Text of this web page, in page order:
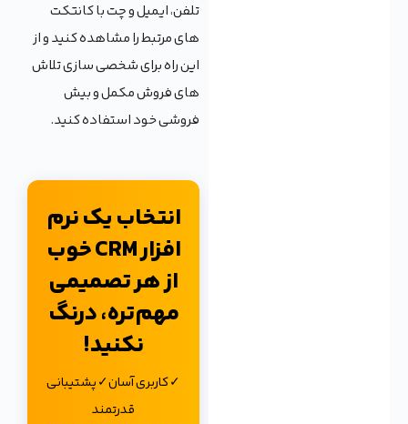
تلفن، ایمیل و چت با کانتکت
های مرتبط را مشاهده کنید و از
این راه برای شخصی سازی تلاش
های فروش مکمل و بیش
فروشی خود استفاده کنید.
انتخاب یک نرم
افزار CRM خوب
از هر تصمیمی
مهم‌تره، درنگ
نکنید!
✓ کاربری آسان✓ پشتیبانی
قدرتمند